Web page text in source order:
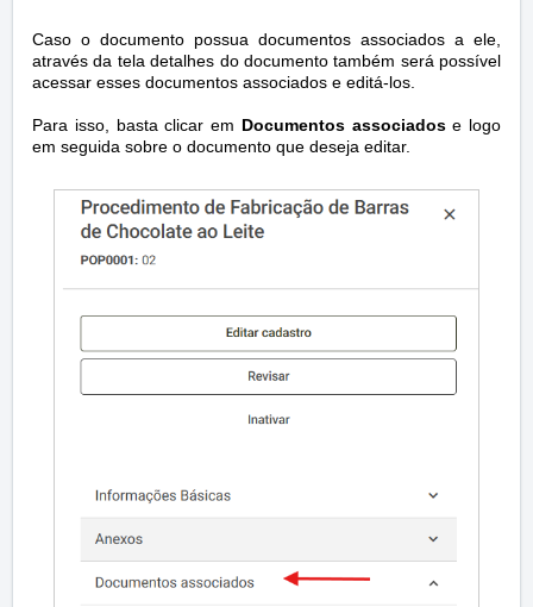
Caso o documento possua documentos associados a ele,
através da tela detalhes do documento também será possível
acessar esses documentos associados e editá-los.
Para isso, basta clicar em Documentos associadose logo
em seguida sobre o documento que deseja editar.